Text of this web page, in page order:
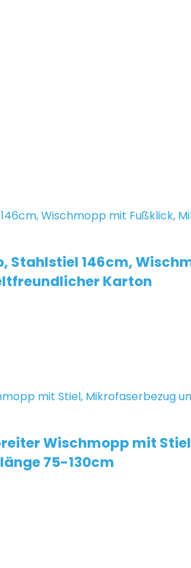
Stahlstiel 146cm,
Karton
Wischmopp mit
75-130cm